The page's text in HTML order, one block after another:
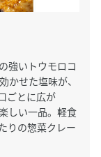
強いトウモロコ
かせた塩味が、
ごとに広が
しい一品。軽食
りの惣菜クレー